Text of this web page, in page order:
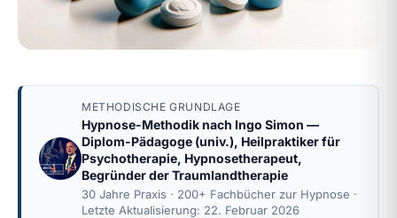
METHODISCHE GRUNDLAGE
Hypnose-Methodik nach Ingo Simon —
Diplom-Pädagoge (univ.), Heilpraktiker für
Psychotherapie, Hypnosetherapeut,
Begründer der Traumlandtherapie
30 Jahre Praxis · 200+ Fachbücher zur Hypnose ·
Letzte Aktualisierung: 22. Februar 2026